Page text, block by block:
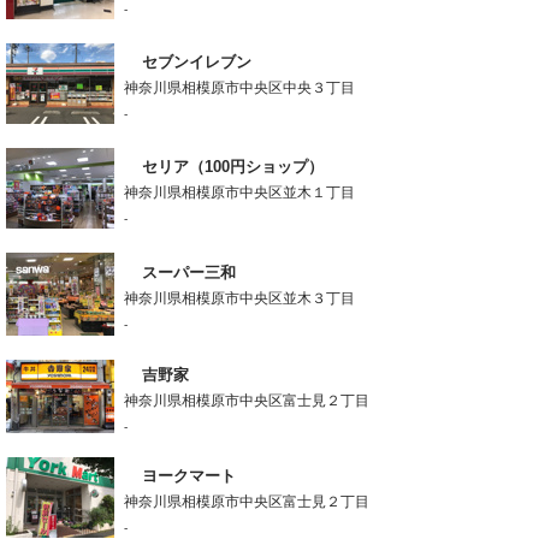
-
セブンイレブン
神奈川県相模原市中央区中央３丁目
-
セリア（100円ショップ）
神奈川県相模原市中央区並木１丁目
-
スーパー三和
神奈川県相模原市中央区並木３丁目
-
吉野家
神奈川県相模原市中央区富士見２丁目
-
ヨークマート
神奈川県相模原市中央区富士見２丁目
-